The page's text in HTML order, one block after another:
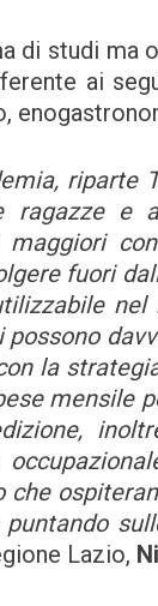
studi ma
ai
riparte
e
fuori
la
mensile
Lazio,